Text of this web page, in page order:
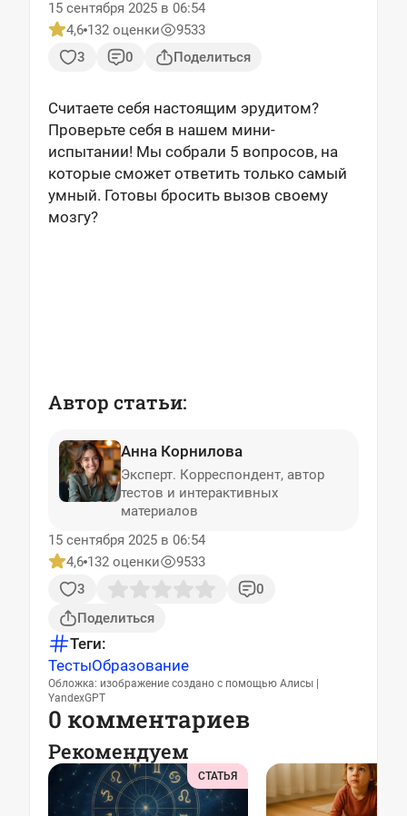
15 сентября 2025 в 06:54
4,6 132 оценки
9533
3
0 Поделиться
Считаете себя настоящим эрудитом?
Проверьте себя в нашем мини-
испытании! Мы собрали 5 вопросов, на
которые сможет ответить только самый
умный. Готовы бросить вызов своему
мозгу?
Автор статьи:
Анна Корнилова
Эксперт. Корреспондент, автор
тестов и интерактивных
материалов
15 сентября 2025 в 06:54
4,6 132 оценки
9533
3
0
Поделиться
Теги:
ТестыОбразование
Обложка: изображение создано с помощью Алисы |
YandexGPT
0 комментариев
Рекомендуем
СТАТЬЯ